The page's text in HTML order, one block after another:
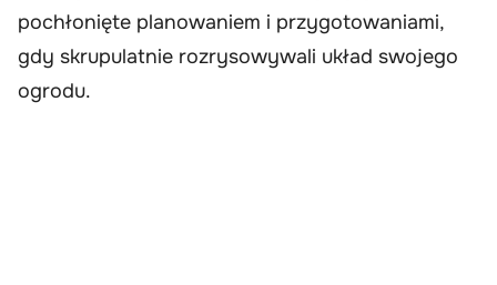
pochłonięte planowaniem i przygotowaniami,
gdy skrupulatnie rozrysowywali układ swojego
ogrodu.